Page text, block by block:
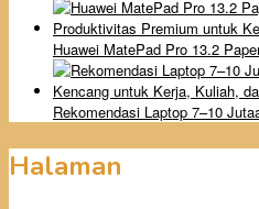
Huawei MatePad Pro 13.2
Rekomendasi Laptop 7–10
Halaman